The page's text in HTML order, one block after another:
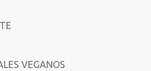
VEGANOS